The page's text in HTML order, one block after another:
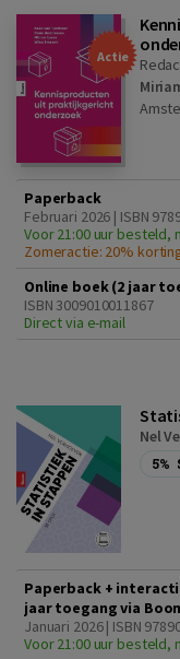
Actie
Paperback
Februari 2026 | ISBN
Voor 21:00 uur besteld,
Zomeractie: 20%
Online boek (2 jaar
ISBN 3009010011867
Direct via e-mail
Nel
5%
Paperback +
jaar toegang via
Januari 2026 | ISBN
Voor 21:00 uur besteld,